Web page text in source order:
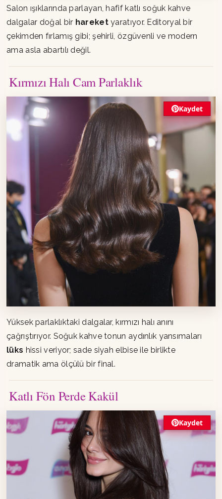
Salon ışıklarında parlayan, hafif katlı soğuk kahve
dalgalar doğal bir hareketyaratıyor. Editoryal bir
çekimden fırlamış gibi; şehirli, özgüvenli ve modern
ama asla abartılı değil.
Kırmızı Halı Cam Parlaklık
Kaydet
Yüksek parlaklıktaki dalgalar, kırmızı halı anını
çağrıştırıyor. Soğuk kahve tonun aydınlık yansımaları
lüks hissi veriyor; sade siyah elbise ile birlikte
dramatik ama ölçülü bir final.
Katlı Fön Perde Kakül
Kaydet